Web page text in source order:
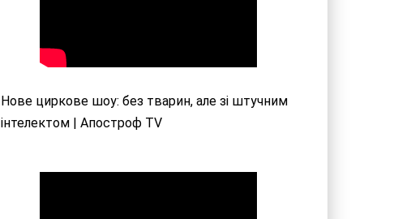
Нове циркове шоу: без тварин, але зі штучним
інтелектом | Апостроф TV